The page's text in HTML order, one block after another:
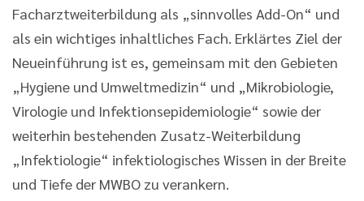
Facharztweiterbildung als „sinnvolles Add-On“ und
als ein wichtiges inhaltliches Fach. Erklärtes Ziel der
Neueinführung ist es, gemeinsam mit den Gebieten
„Hygiene und Umweltmedizin“ und „Mikrobiologie,
Virologie und Infektionsepidemiologie“ sowie der
weiterhin bestehenden Zusatz-Weiterbildung
„Infektiologie“ infektiologisches Wissen in der Breite
und Tiefe der MWBO zu verankern.